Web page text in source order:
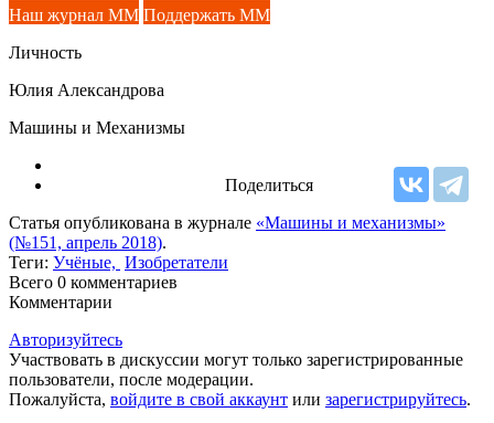
Наш журнал ММ Поддержать ММ
Личность
Юлия Александрова
Машины и Механизмы
Поделиться
Статья опубликована в журнале «Машины и механизмы»
(№151, апрель 2018).
Теги: Учёные, Изобретатели
Всего 0 комментариев
Комментарии
Авторизуйтесь
Участвовать в дискуссии могут только зарегистрированные
пользователи, после модерации.
Пожалуйста, войдите в свой аккаунт или зарегистрируйтесь.